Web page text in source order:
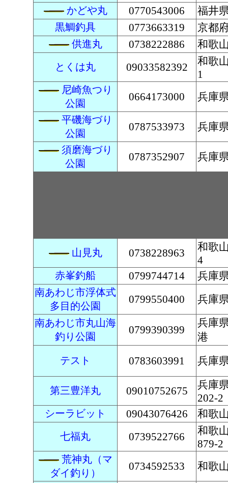
かどや丸 0770543006 福井
黒鯛釣具 0773663319 京都
供進丸 0738222886 和歌
とくは丸 09033582392
和歌
1
尼崎魚つり
公園
0664173000 兵庫
平磯海づり
公園
0787533973 兵庫
須磨海づり
公園
0787352907 兵庫
山見丸 0738228963
和歌
4
赤峯釣船 0799744714 兵庫
南あわじ市浮体式
多目的公園
0799550400 兵庫
南あわじ市丸山海
釣り公園
0799390399
兵庫
港
テスト 0783603991 兵庫
第三豊洋丸 09010752675
兵庫
202-2
シーラビット 09043076426 和歌
七福丸 0739522766
和歌
879-2
荒神丸（マ
ダイ釣り）
0734592533 和歌